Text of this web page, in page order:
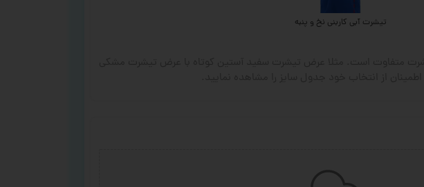
تیشرت آبی کاربنی نخ و پنبه